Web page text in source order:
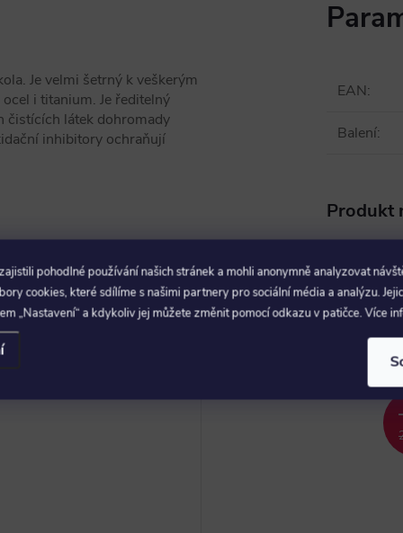
pohodlné používání našich stránek a mohli anonymně analyzovat
cookies, které sdílíme s našimi partnery pro sociální média a analýzu.
„Nastavení“ a kdykoliv jej můžete změnit pomocí odkazu v patičce. Více
Je velmi šetrný k veškerým
i titanium. Je ředitelný
čistících látek dohromady
inhibitory ochraňují
EAN:
Balení:
Produkt
produktu doporučujeme ještě